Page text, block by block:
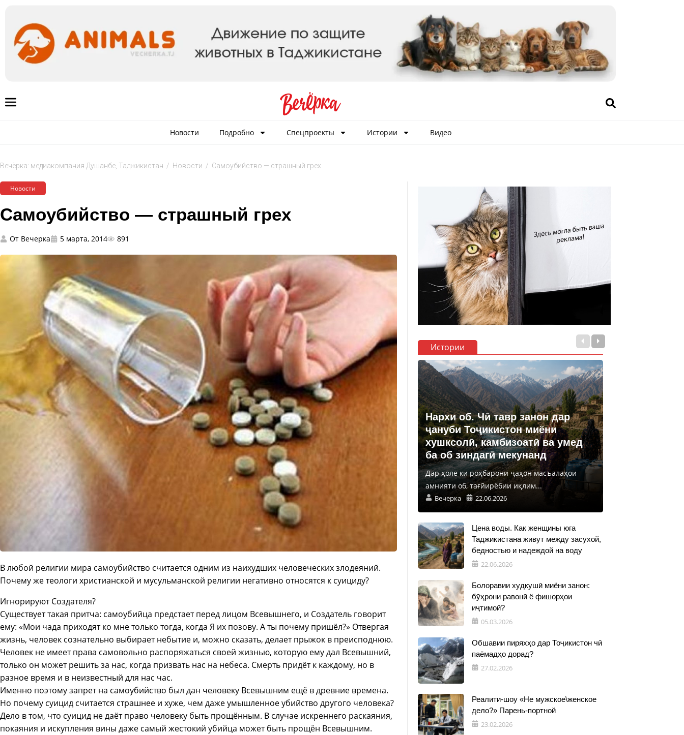
Новости Подробно Спецпроекты Истории Видео
Вечёрка: медиакомпания Душанбе, Таджикистан / Новости / Самоубийство — страшный грех
Новости
Самоубийство — страшный грех
От Вечерка 5 марта, 2014 891
В любой религии мира самоубийство считается одним из наихудших человеческих злодеяний.
Почему же теологи хриcтианской и мусульманской религии негативно относятся к суициду?
Игнорируют Создателя?
Существует такая притча: самоубийца предстает перед лицом Всевышнего, и Создатель говорит
ему: «Мои чада приходят ко мне только тогда, когда Я их позову. А ты почему пришёл?» Отвергая
жизнь, человек сознательно выбирает небытие и, можно сказать, делает прыжок в преисподнюю.
Человек не имеет права самовольно распоряжаться своей жизнью, которую ему дал Всевышний,
только он может решить за нас, когда призвать нас на небеса. Смерть придёт к каждому, но в
разное время и в неизвестный для нас час.
Именно поэтому запрет на самоубийство был дан человеку Всевышним ещё в древние времена.
Но почему суицид считается страшнее и хуже, чем даже умышленное убийство другого человека?
Дело в том, что суицид не даёт право человеку быть прощённым. В случае искреннего раскаяния,
покаяния и искупления вины даже самый жестокий убийца может быть прощён Всевышним.
Истории
Нархи об. Чӣ тавр занон дар
ҷануби Тоҷикистон миёни
хушксолӣ, камбизоатӣ ва умед
ба об зиндагӣ мекунанд
Дар ҳоле ки роҳбарони ҷаҳон масъалаҳои
амнияти об, тағйирёбии иқлим...
Вечерка 22.06.2026
Цена воды. Как женщины юга
Таджикистана живут между засухой,
бедностью и надеждой на воду
22.06.2026
Болоравии худкушӣ миёни занон:
бӯҳрони равонӣ ё фишорҳои
иҷтимоӣ?
05.03.2026
Обшавии пиряхҳо дар Тоҷикистон чӣ
паёмадҳо дорад?
27.02.2026
Реалити-шоу «Не мужское\женское
дело?» Парень-портной
23.02.2026